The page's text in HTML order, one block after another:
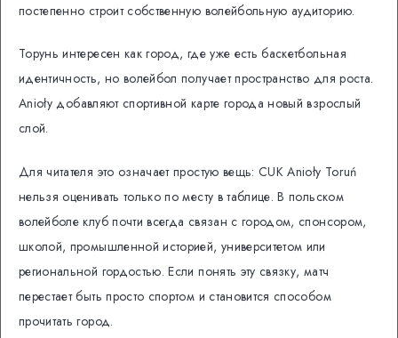
постепенно строит собственную волейбольную аудиторию.
Торунь интересен как город, где уже есть баскетбольная
идентичность, но волейбол получает пространство для роста.
Anioły добавляют спортивной карте города новый взрослый
слой.
Для читателя это означает простую вещь: CUK Anioły Toruń
нельзя оценивать только по месту в таблице. В польском
волейболе клуб почти всегда связан с городом, спонсором,
школой, промышленной историей, университетом или
региональной гордостью. Если понять эту связку, матч
перестает быть просто спортом и становится способом
прочитать город.